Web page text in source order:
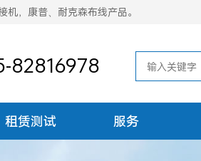
，康普、耐克森布线产品。
82816978
租赁测试 服务